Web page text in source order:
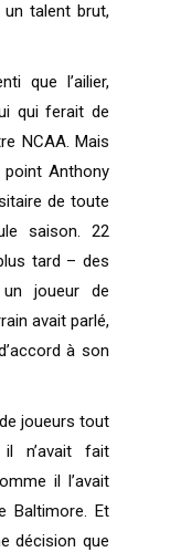
un talent brut,
que l’ailier,
qui ferait de
NCAA. Mais
point Anthony
de toute
saison. 22
tard – des
joueur de
avait parlé,
à son
joueurs tout
n’avait fait
il l’avait
Baltimore. Et
décision que